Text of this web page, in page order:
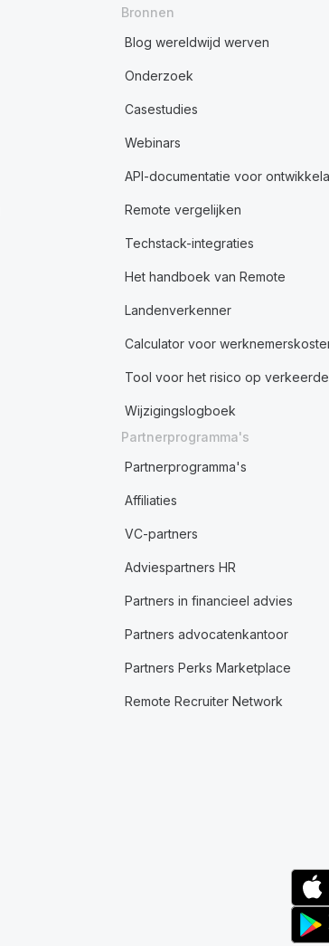
Bronnen
Blog wereldwijd werven
Onderzoek
Casestudies
Webinars
API-documentatie voor
Remote vergelijken
Techstack-integraties
Het handboek van Remote
Landenverkenner
Calculator voor
Tool voor het risico op
Wijzigingslogboek
Partnerprogramma's
Partnerprogramma's
Affiliaties
VC-partners
Adviespartners HR
Partners in financieel advies
Partners advocatenkantoor
Partners Perks Marketplace
Remote Recruiter Network